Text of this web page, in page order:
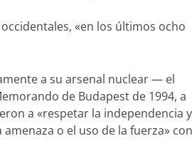
«en los últimos ocho
a su arsenal nuclear — el
de Budapest de 1994, a
a «respetar la independencia
o el uso de la fuerza»